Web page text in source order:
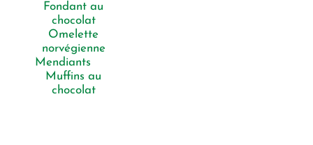
Fondant au
chocolat
Omelette
norvégienne
Mendiants
Muffins au
chocolat